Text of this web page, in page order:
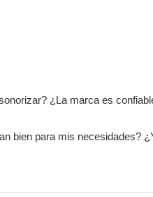
¿La marca es
bien para mis necesidades?